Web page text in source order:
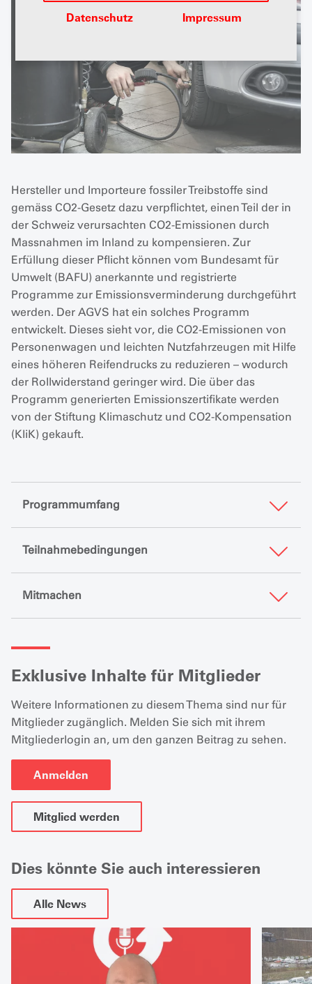
Datenschutz Impressum
Hersteller und Importeure fossiler Treibstoffe sind
gemäss CO2-Gesetz dazu verpflichtet, einen Teil der in
der Schweiz verursachten CO2-Emissionen durch
Massnahmen im Inland zu kompensieren. Zur
Erfüllung dieser Pflicht können vom Bundesamt für
Umwelt (BAFU) anerkannte und registrierte
Programme zur Emissionsverminderung durchgeführt
werden. Der AGVS hat ein solches Programm
entwickelt. Dieses sieht vor, die CO2-Emissionen von
Personenwagen und leichten Nutzfahrzeugen mit Hilfe
eines höheren Reifendrucks zu reduzieren – wodurch
der Rollwiderstand geringer wird. Die über das
Programm generierten Emissionszertifikate werden
von der Stiftung Klimaschutz und CO2-Kompensation
(KliK) gekauft.
Programmumfang
Teilnahmebedingungen
Mitmachen
Exklusive Inhalte für Mitglieder
Weitere Informationen zu diesem Thema sind nur für
Mitglieder zugänglich. Melden Sie sich mit ihrem
Mitgliederlogin an, um den ganzen Beitrag zu sehen.
Anmelden
Mitglied werden
Dies könnte Sie auch interessieren
Alle News